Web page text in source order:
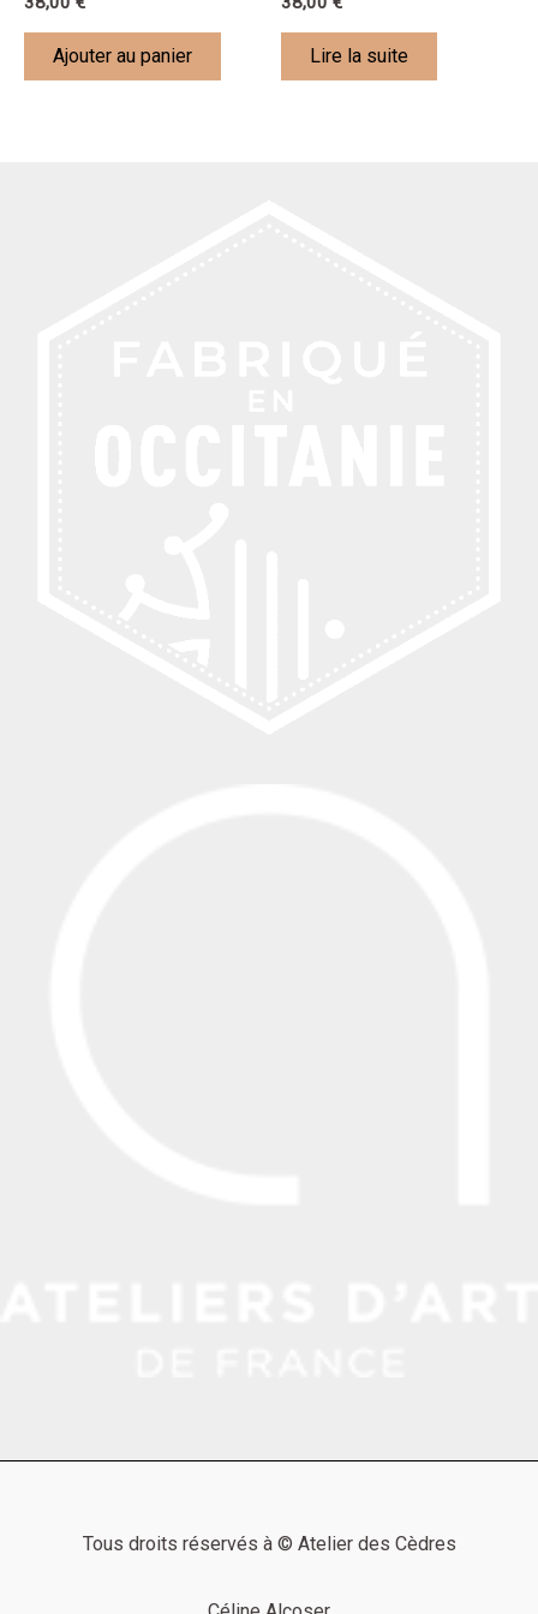
Ajouter au panier Lire la suite
Tous droits réservés à © Atelier des Cèdres